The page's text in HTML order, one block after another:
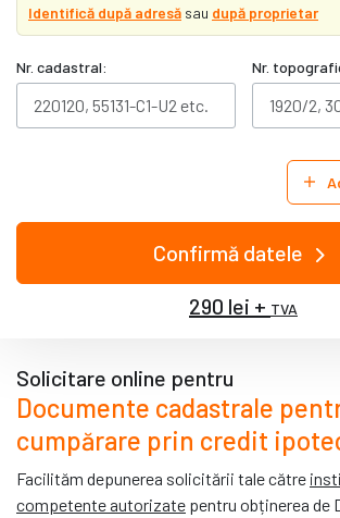
Identifică după adresă sau după proprietar
Nr. cadastral: Nr.
Confirmă datele
290 lei + TVA
Solicitare online pentru
Documente cadastrale
cumpărare prin credit
Facilităm depunerea solicitării tale către
competente autorizate pentru obținerea de